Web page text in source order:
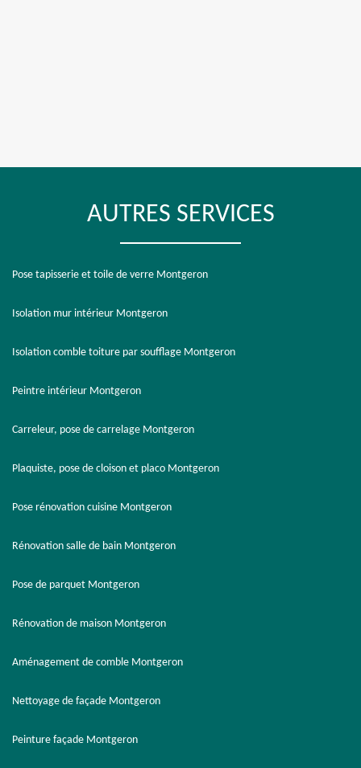
AUTRES SERVICES
Pose tapisserie et toile de verre Montgeron
Isolation mur intérieur Montgeron
Isolation comble toiture par soufflage Montgeron
Peintre intérieur Montgeron
Carreleur, pose de carrelage Montgeron
Plaquiste, pose de cloison et placo Montgeron
Pose rénovation cuisine Montgeron
Rénovation salle de bain Montgeron
Pose de parquet Montgeron
Rénovation de maison Montgeron
Aménagement de comble Montgeron
Nettoyage de façade Montgeron
Peinture façade Montgeron